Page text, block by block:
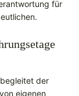
für
der
eigenen